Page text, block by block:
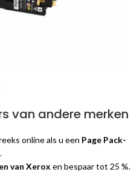
van andere merken
online als u een Page Pack-
van Xerox en bespaar tot 25 %.